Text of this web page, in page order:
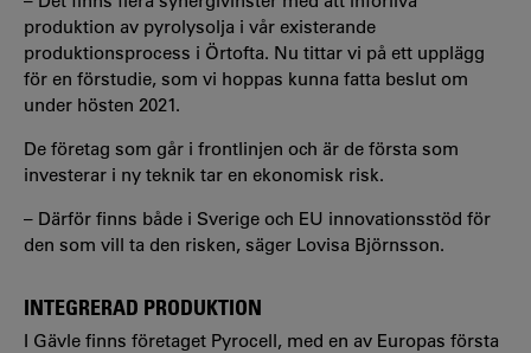
produktion av pyrolysolja i vår existerande
produktionsprocess i Örtofta. Nu tittar vi på ett upplägg
för en förstudie, som vi hoppas kunna fatta beslut om
under hösten 2021.
De företag som går i frontlinjen och är de första som
investerar i ny teknik tar en ekonomisk risk.
– Därför finns både i Sverige och EU innovationsstöd för
den som vill ta den risken, säger Lovisa Björnsson.
INTEGRERAD PRODUKTION
I Gävle finns företaget Pyrocell, med en av Europas första